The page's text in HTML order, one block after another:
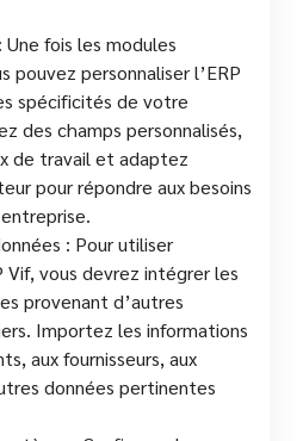
Une fois les modules
pouvez personnaliser l’ERP
spécificités de votre
des champs personnalisés,
de travail et adaptez
pour répondre aux besoins
: Pour utiliser
Vif, vous devrez intégrer les
provenant d’autres
Importez les informations
aux fournisseurs, aux
données pertinentes